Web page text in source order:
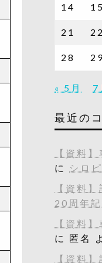
14 15
21 22
28
« 5月 7
最近の
【資料
に シロ
【資料
20周年
【資料
に 匿名
【資料